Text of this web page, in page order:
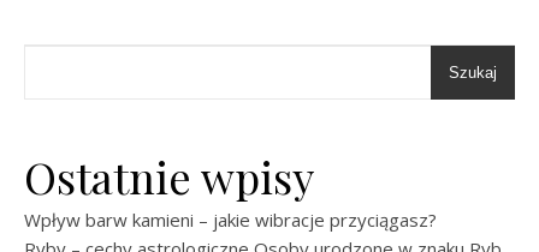
Szukaj
Ostatnie wpisy
Wpływ barw kamieni – jakie wibracje przyciągasz?